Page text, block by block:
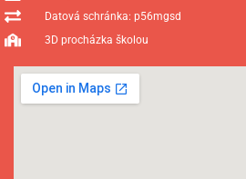
Datová schránka: p56mgsd
3D procházka školou